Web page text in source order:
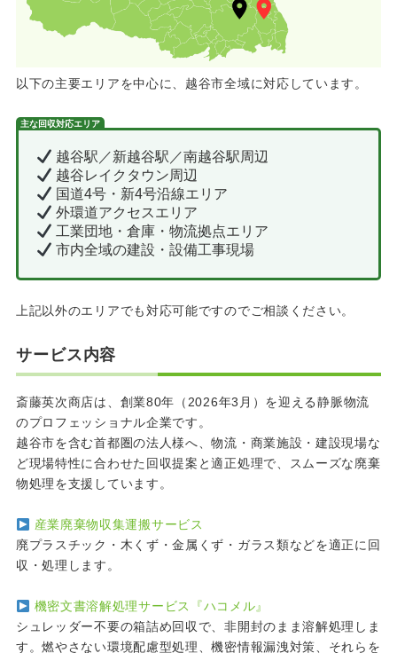
以下の主要エリアを中心に、越谷市全域に対応しています。
主な回収対応エリア
越谷駅／新越谷駅／南越谷駅周辺
越谷レイクタウン周辺
国道4号・新4号沿線エリア
外環道アクセスエリア
工業団地・倉庫・物流拠点エリア
市内全域の建設・設備工事現場
上記以外のエリアでも対応可能ですのでご相談ください。
サービス内容
斎藤英次商店は、創業80年（2026年3月）を迎える静脈物流
のプロフェッショナル企業です。
越谷市を含む首都圏の法人様へ、物流・商業施設・建設現場な
ど現場特性に合わせた回収提案と適正処理で、スムーズな廃棄
物処理を支援しています。
産業廃棄物収集運搬サービス
廃プラスチック・木くず・金属くず・ガラス類などを適正に回
収・処理します。
機密文書溶解処理サービス『ハコメル』
シュレッダー不要の箱詰め回収で、非開封のまま溶解処理しま
す。燃やさない環境配慮型処理、機密情報漏洩対策、それらを